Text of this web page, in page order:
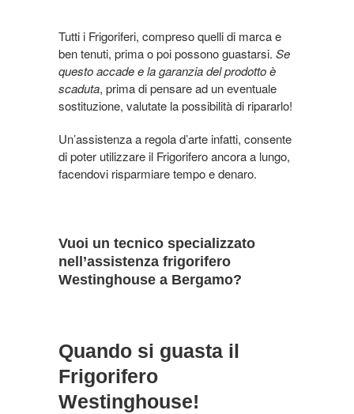
Tutti i Frigoriferi, compreso quelli di marca e
ben tenuti, prima o poi possono guastarsi. Se
questo accade e la garanzia del prodotto è
scaduta, prima di pensare ad un eventuale
sostituzione, valutate la possibilità di ripararlo!
Un’assistenza a regola d’arte infatti, consente
di poter utilizzare il Frigorifero ancora a lungo,
facendovi risparmiare tempo e denaro.
Vuoi un tecnico specializzato
nell’assistenza frigorifero
Westinghouse a Bergamo?
Quando si guasta il
Frigorifero
Westinghouse!